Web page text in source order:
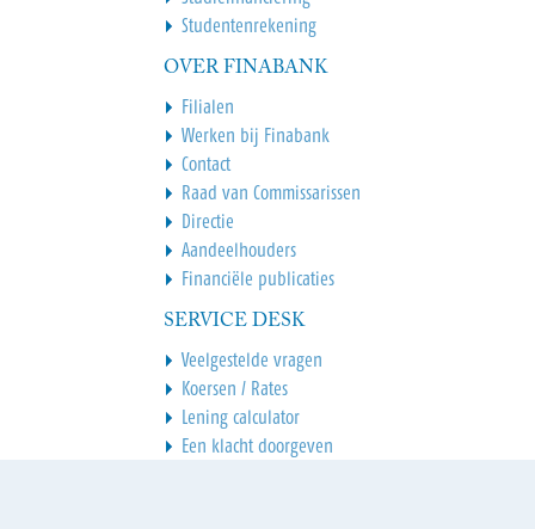
Studentenrekening
OVER FINABANK
Filialen
Werken bij Finabank
Contact
Raad van Commissarissen
Directie
Aandeelhouders
Financiële publicaties
SERVICE DESK
Veelgestelde vragen
Koersen / Rates
Lening calculator
Een klacht doorgeven